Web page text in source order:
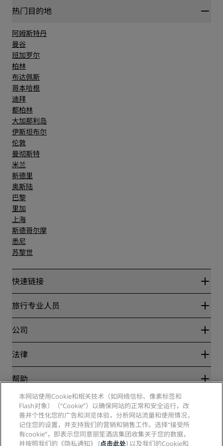
热门目的地
阿姆斯特丹
曼谷
班加罗尔
柏林
布达佩斯
哥本哈根
迪拜
都柏林
大加那利岛
伊斯坦布尔
伦敦
曼彻斯特
米兰
新德里
奥斯陆
巴黎
里加
上海
斯德哥尔摩
悉尼
苏黎世
快速链接
丽赏会
Blog
目的地
丽笙酒店集团APP
体育认证酒店
家庭友好型酒店
健康与安全
旅行专业人员
合作伙伴
公司
丽笙酒店集团
工作机会 RHG
工作机会 PPHE
工作机会 EHL
The Club by RHG
发展机会
责任经营
采购
法律
隐私中心
丽赏会条款和条件
网站使用协议
数字无障碍
现代奴隶制声明
帮助
消费者警示
联系方式
常见问题
网站地图
社交媒体
丽笙酒店集团品牌
本网站使用Cookie和相关技术（如网络信标、像素标签和
Flash对象）（“Cookie”）以确保网站的正常和安全运行，改
善并个性化您的广告和浏览体验，分析网站流量和使用情况，
记住您的设置，并支持我们的营销和销售工作。选择“接受所
有cookie”，即表示您同意丽笙酒店集团收集关于您的数据，
并按照我们的《隐私通知》 [点击此处] 以及我们的Cookie和